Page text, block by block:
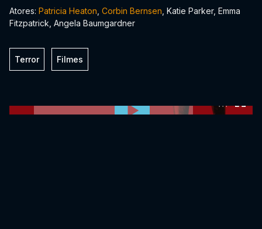
Atores: Patricia Heaton Corbin Bernsen , Katie Parker, Emma
Fitzpatrick, Angela Baumgardner
Terror Filmes